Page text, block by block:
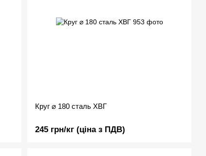
Круг ⌀ 180 сталь ХВГ
245 грн/кг (ціна з ПДВ)